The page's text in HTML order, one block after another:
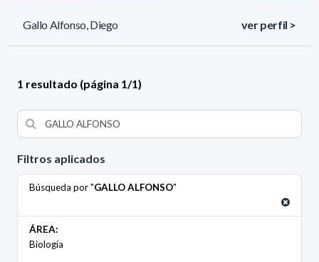
Filtros aplicados
Búsqueda por "GALLO ALFONSO"
ÁREA:
Biología
Gallo Alfonso, Diego ver perfil >
1 resultado (página 1/1)